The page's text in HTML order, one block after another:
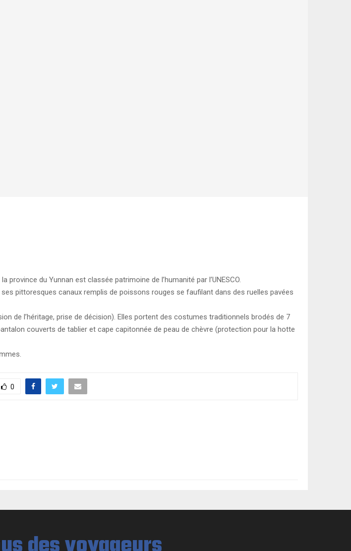
du Yunnan est classée patrimoine de l’humanité par l’UNESCO.
pittoresques canaux remplis de poissons rouges se faufilant dans des ruelles pavées
de l’héritage, prise de décision). Elles portent des costumes traditionnels brodés de 7
couverts de tablier et cape capitonnée de peau de chèvre (protection pour la hotte
0